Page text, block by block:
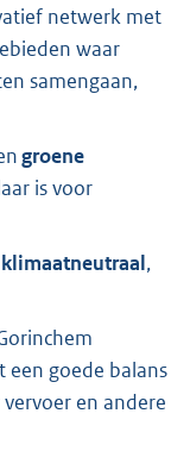
netwerk met
waar
samengaan,
groene
is voor
klimaatneutraal,
een goede balans
en andere